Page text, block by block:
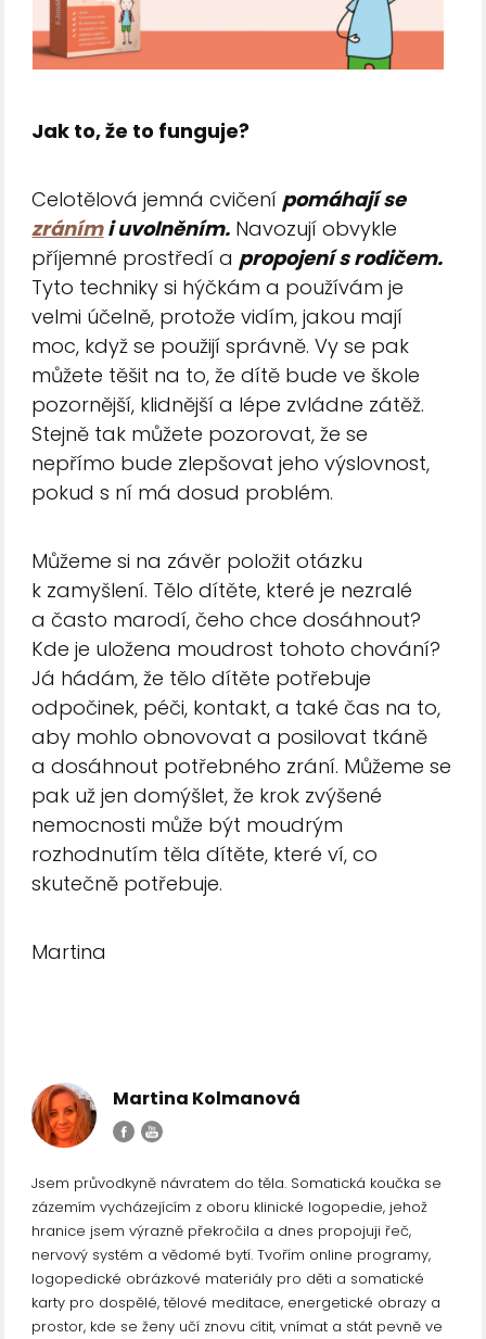
Jak to, že to funguje?
Celotělová jemná cvičení pomáhají se
zráními uvolněním. Navozují obvykle
příjemné prostředí a propojení s rodičem.
Tyto techniky si hýčkám a používám je
velmi účelně, protože vidím, jakou mají
moc, když se použijí správně. Vy se pak
můžete těšit na to, že dítě bude ve škole
pozornější, klidnější a lépe zvládne zátěž.
Stejně tak můžete pozorovat, že se
nepřímo bude zlepšovat jeho výslovnost,
pokud s ní má dosud problém.
Můžeme si na závěr položit otázku
k zamyšlení. Tělo dítěte, které je nezralé
a často marodí, čeho chce dosáhnout?
Kde je uložena moudrost tohoto chování?
Já hádám, že tělo dítěte potřebuje
odpočinek, péči, kontakt, a také čas na to,
aby mohlo obnovovat a posilovat tkáně
a dosáhnout potřebného zrání. Můžeme se
pak už jen domýšlet, že krok zvýšené
nemocnosti může být moudrým
rozhodnutím těla dítěte, které ví, co
skutečně potřebuje.
Martina
Martina Kolmanová
Jsem průvodkyně návratem do těla. Somatická koučka se
zázemím vycházejícím z oboru klinické logopedie, jehož
hranice jsem výrazně překročila a dnes propojuji řeč,
nervový systém a vědomé bytí. Tvořím online programy,
logopedické obrázkové materiály pro děti a somatické
karty pro dospělé, tělové meditace, energetické obrazy a
prostor, kde se ženy učí znovu cítit, vnímat a stát pevně ve